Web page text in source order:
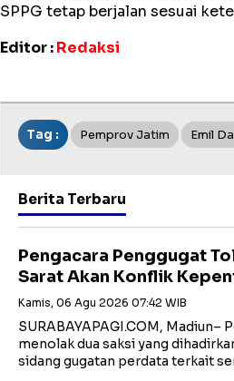
SPPG tetap berjalan sesuai
Editor :Redaksi
Tag : Pemprov Jatim Emil
Berita Terbaru
Pengacara Penggugat
Sarat Akan Konflik
Kamis, 06 Agu 2026 07:42 WIB
‎‎SURABAYAPAGI.COM, Madiun–
menolak dua saksi yang
sidang gugatan perdata terkait